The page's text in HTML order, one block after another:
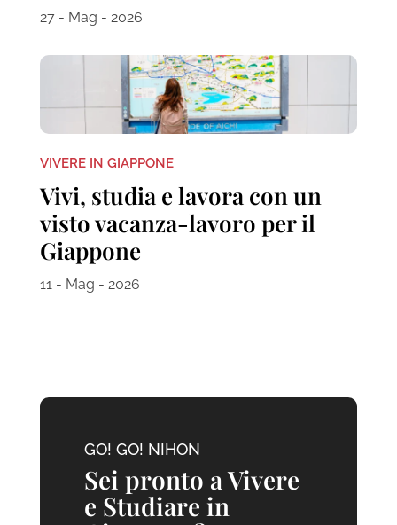
27 - Mag - 2026
VIVERE IN GIAPPONE
Vivi, studia e lavora con un
visto vacanza-lavoro per il
Giappone
11 - Mag - 2026
GO! GO! NIHON
Sei pronto a Vivere
e Studiare in